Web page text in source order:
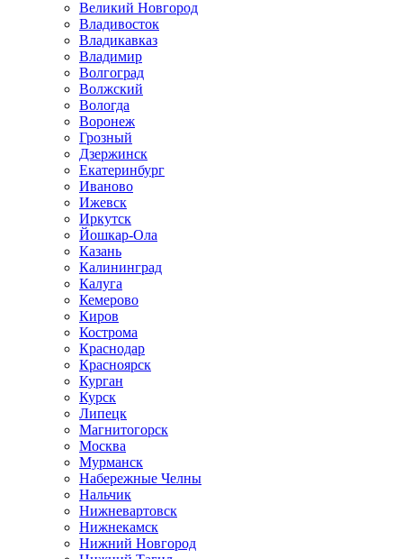
Великий Новгород
Владивосток
Владикавказ
Владимир
Волгоград
Волжский
Вологда
Воронеж
Грозный
Дзержинск
Екатеринбург
Иваново
Ижевск
Иркутск
Йошкар-Ола
Казань
Калининград
Калуга
Кемерово
Киров
Кострома
Краснодар
Красноярск
Курган
Курск
Липецк
Магнитогорск
Москва
Мурманск
Набережные Челны
Нальчик
Нижневартовск
Нижнекамск
Нижний Новгород